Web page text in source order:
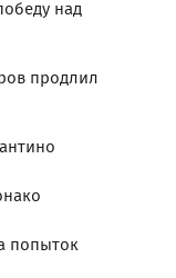
над
продлил
попыток